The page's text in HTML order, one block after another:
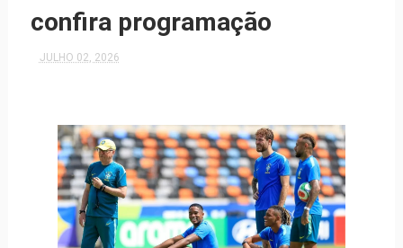
confira programação
JULHO 02, 2026